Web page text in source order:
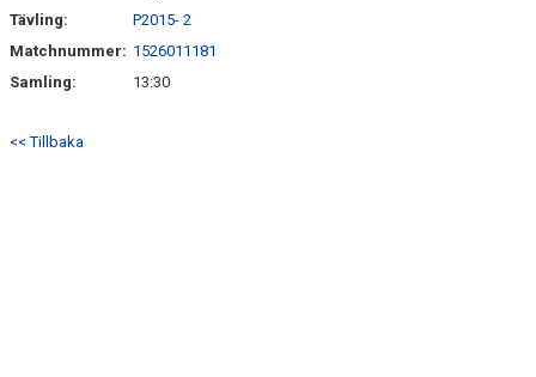
Tävling:
P2015- 2
Matchnummer: 1526011181
Samling:
13:30
<< Tillbaka